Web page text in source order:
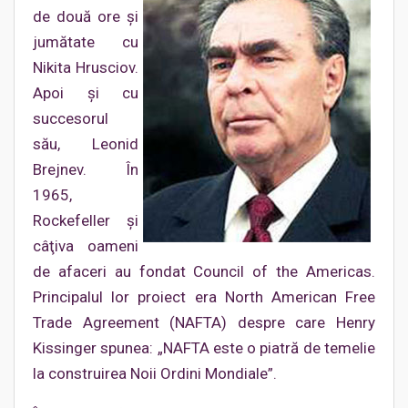
de două ore şi
jumătate cu
Nikita Hrusciov.
Apoi şi cu
succesorul
său, Leonid
Brejnev. În
1965,
Rockefeller şi
câţiva oameni
de afaceri au fondat Council of the Americas.
Principalul lor proiect era North American Free
Trade Agreement (NAFTA) despre care Henry
Kissinger spunea: „NAFTA este o piatră de temelie
la construirea Noii Ordini Mondiale”.